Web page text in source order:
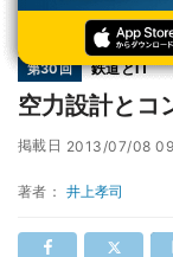
第30回 鉄道とIT
空力設計とコ
掲載日 2013/07/08
著者： 井上孝司